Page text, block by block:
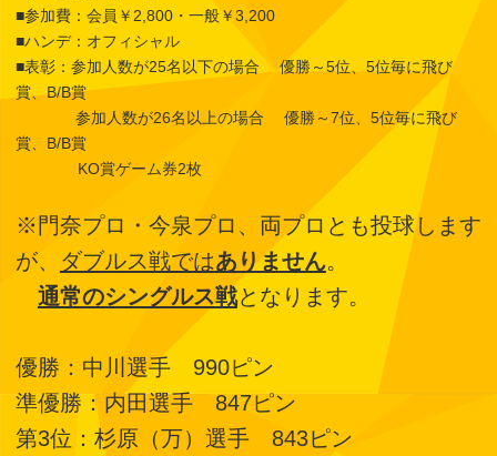
■参加費：会員￥2,800・一般￥3,200
■ハンデ：オフィシャル
■表彰：参加人数が25名以下の場合 優勝～5位、5位毎に飛び
賞、B/B賞
参加人数が26名以上の場合 優勝～7位、5位毎に飛び
賞、B/B賞
KO賞ゲーム券2枚
※門奈プロ・今泉プロ、両プロとも投球します
が、 ダブルス戦ではありません。
通常のシングルス戦となります。
優勝：中川選手 990ピン
準優勝：内田選手 847ピン
第3位：杉原（万）選手 843ピン